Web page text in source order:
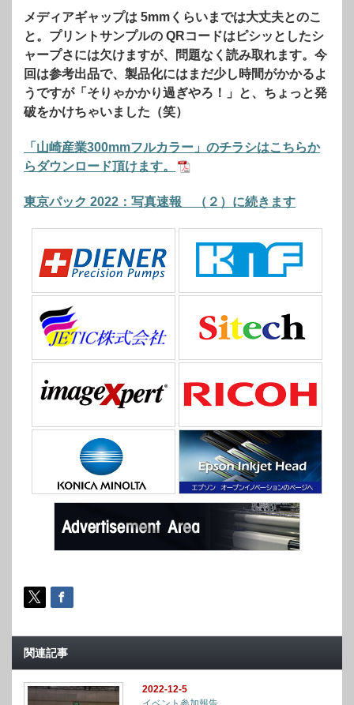
メディアギャップは 5mmくらいまでは大丈夫とのこ
と。プリントサンプルの QRコードはピシッとしたシ
ャープさには欠けますが、問題なく読み取れます。今
回は参考出品で、製品化にはまだ少し時間がかかるよ
うですが「そりゃかかり過ぎやろ！」と、ちょっと発
破をかけちゃいました（笑）
「山崎産業300mmフルカラー」のチラシはこちらか
らダウンロード頂けます。
東京パック 2022：写真速報 （２）に続きます
関連記事
2022-12-5